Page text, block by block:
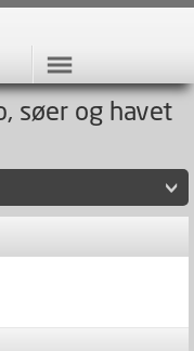
søer og havet